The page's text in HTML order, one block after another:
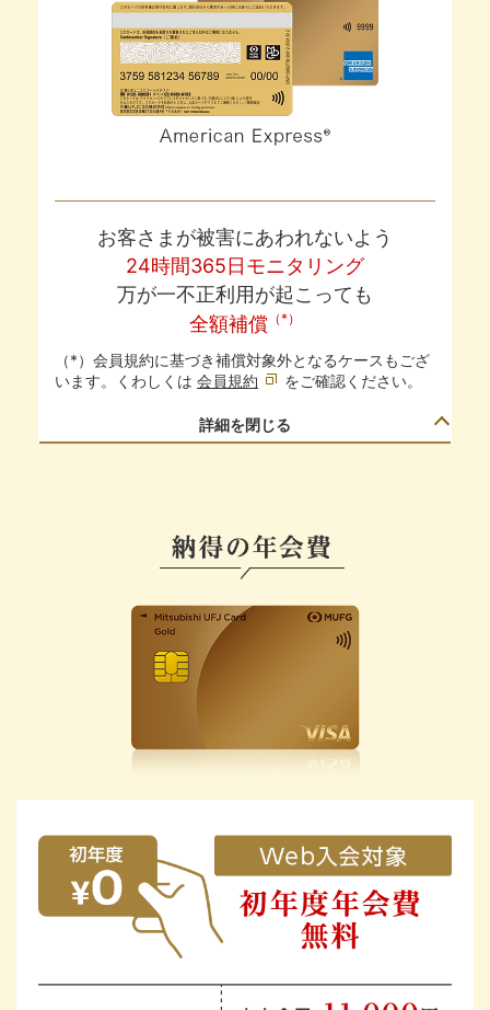
お客さまが被害にあわれないよう
24時間365日モニタリング
万が一不正利用が起こっても
全額補償 （*）
（*）会員規約に基づき補償対象外となるケースもござ
います。くわしくは 会員規約 をご確認ください。
詳細を閉じる